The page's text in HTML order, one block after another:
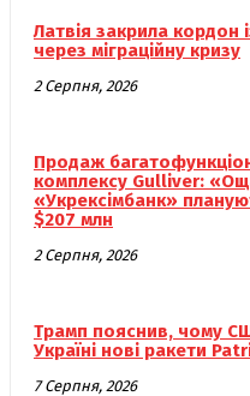
Латвія закрила кордон
через міграційну кризу
2 Серпня, 2026
Продаж
комплексу Gulliver:
«Укрексімбанк»
$207 млн
2 Серпня, 2026
Трамп пояснив, чому
Україні нові ракети
7 Серпня, 2026